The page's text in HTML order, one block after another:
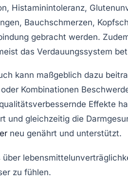
, Histaminintoleranz,
, Bauchschmerzen,
gebracht werden.
das Verdauungssystem
kann maßgeblich dazu
oder Kombinationen
Effekte
und gleichzeitig die
neu genährt und unterstützt.